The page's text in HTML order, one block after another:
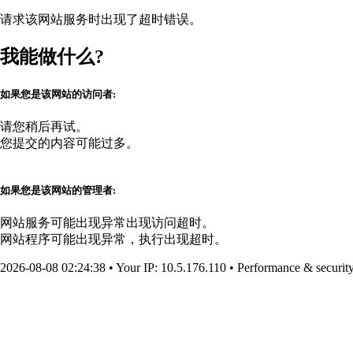
请求该网站服务时出现了超时错误。
我能做什么?
如果您是该网站的访问者:
请您稍后再试。
您提交的内容可能过多。
如果您是该网站的管理者:
网站服务可能出现异常出现访问超时。
网站程序可能出现异常，执行出现超时。
2026-08-08 02:24:38 • Your IP: 10.5.176.110 • Performance &